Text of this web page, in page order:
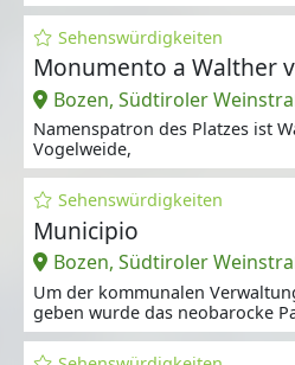
Sehenswürdigkeiten
Monumento a Walther
Bozen, Südtiroler
Namenspatron des Platzes ist
Vogelweide,
Sehenswürdigkeiten
Municipio
Bozen, Südtiroler
Um der kommunalen
geben wurde das neobarocke